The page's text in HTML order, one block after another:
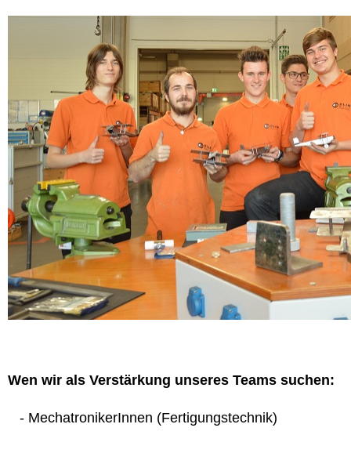
Wen wir als Verstärkung unseres Teams suchen:
- MechatronikerInnen (Fertigungstechnik)